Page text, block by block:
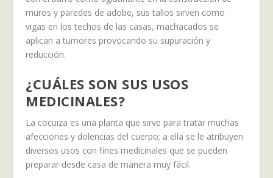
muros y paredes de adobe, sus tallos sirven como
vigas en los techos de las casas, machacados se
aplican a tumores provocando su supuración y
reducción.
¿CUÁLES SON SUS USOS
MEDICINALES?
La cocuiza es una planta que sirve para tratar muchas
afecciones y dolencias del cuerpo; a ella se le atribuyen
diversos usos con fines medicinales que se pueden
preparar desde casa de manera muy fácil.